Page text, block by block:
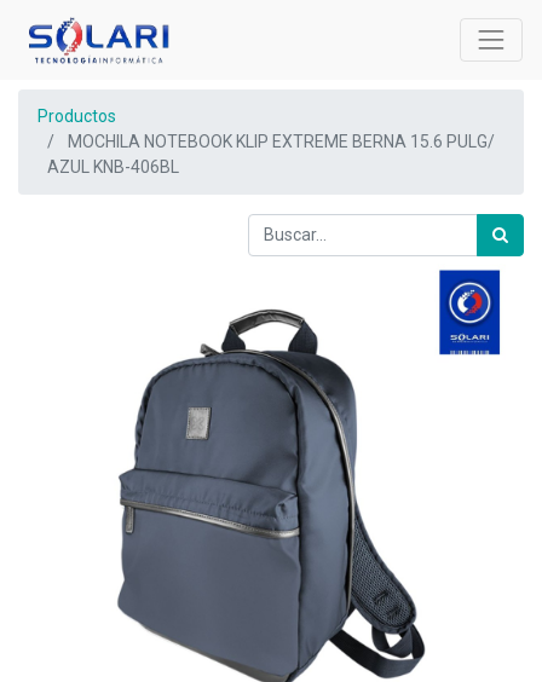
Productos
MOCHILA NOTEBOOK KLIP EXTREME BERNA 15.6 PULG/
AZUL KNB-406BL